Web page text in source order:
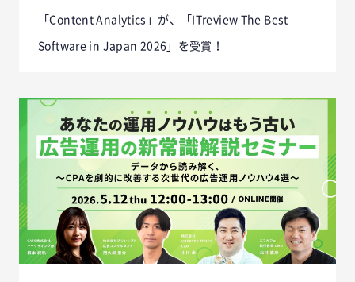
「Content Analytics」が、「ITreview The Best
Software in Japan 2026」を受賞！